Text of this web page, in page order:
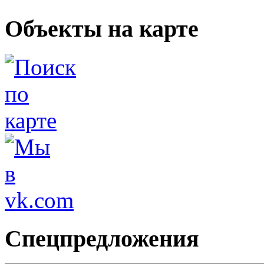
Объекты на карте
Спецпредложения